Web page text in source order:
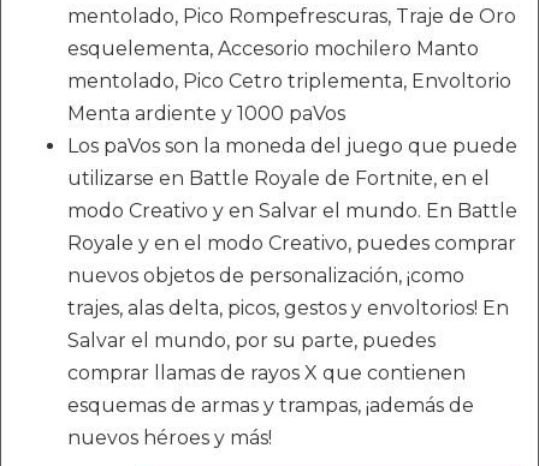
mentolado, Pico Rompefrescuras, Traje de Oro
esquelementa, Accesorio mochilero Manto
mentolado, Pico Cetro triplementa, Envoltorio
Menta ardiente y 1000 paVos
Los paVos son la moneda del juego que puede
utilizarse en Battle Royale de Fortnite, en el
modo Creativo y en Salvar el mundo. En Battle
Royale y en el modo Creativo, puedes comprar
nuevos objetos de personalización, ¡como
trajes, alas delta, picos, gestos y envoltorios! En
Salvar el mundo, por su parte, puedes
comprar llamas de rayos X que contienen
esquemas de armas y trampas, ¡además de
nuevos héroes y más!